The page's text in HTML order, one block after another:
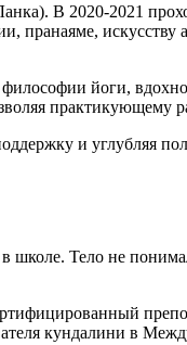
В 2020-2021
пранаяме,
йоги,
практикующему
и углубляя
школе. Тело не
кундалини в